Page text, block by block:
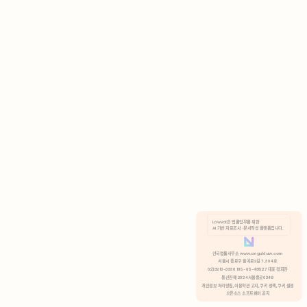
분석 쿠키 허용
Lawvot은 법률업무를 위한
AI 기반 자료조사 · 문서작성 플랫폼입니다.
안국법률사무소 www.anguklaw.com
서울시 종로구 율곡로2길 7, 304호
02)3210-3330 105-05-48527 대표 정희찬
통신판매 2024서울종로0248
개인정보 처리방침, 이용약관 고지, 쿠키 정책, 쿠키 설정
오픈소스 소프트웨어 공지